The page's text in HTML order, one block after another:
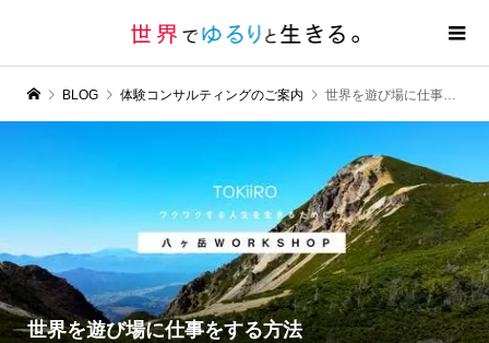
BLOG 体験コンサルティングのご案内 世界を遊び場に仕事をする方法
世界を遊び場に仕事をする方法